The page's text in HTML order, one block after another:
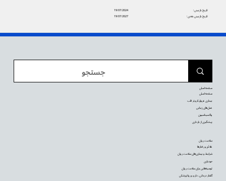
19/07/2024
تاریخ بازبینی:
19/07/2027
تاریخ بازبینی بعدی:
سلامت روان
علائم و رفتارها
شرایط و بیماری‌های سلامت روان
خودیاری
توصیه‌‌هایی برای سلامت روان
گفتار درمانی، دارو و روانپزشکی
صفحه اصلی
صفحه اصلی
بیماری عروق کرونر قلب
عمل‌های زیبایی
واکسیناسیون
پیشگیری از بارداری